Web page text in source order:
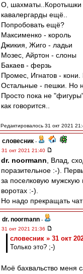
О, шахматы..Коротышки
кавалергарды ещё..
Попробовать ещё?
Максименко - король
Джикия, Жиго - ладьи
Мозес, Айртон - слоны
Бакаев - ферзь
Промес, Игнатов -
Остальные - пешки. Но
Просто пока не
как говорится..
Редактировалось 31 окт 2021
словесник -
31 окт 2021 21:40
dr. noormann , Влад,
поразительное :-).
за поселковую
воротах :-).
Но надо прекращать чат
dr. noormann -
31 окт 2021 21:36
словесник » 31 окт
Только это? ;-)
Моё бахвальство меня